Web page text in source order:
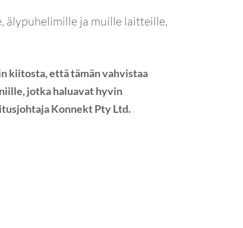
älypuhelimille ja muille laitteille,
kiitosta, että tämän vahvistaa
jotka haluavat hyvin
Konnekt Pty Ltd.